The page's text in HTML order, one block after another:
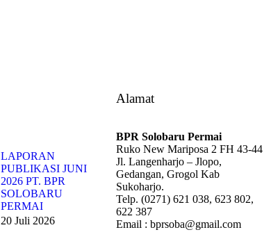
LAPORAN
PUBLIKASI JUNI
2026 PT. BPR
SOLOBARU
PERMAI
20 Juli 2026
Alamat
BPR Solobaru Permai
Ruko New Mariposa 2 FH 43-44
Jl. Langenharjo – Jlopo,
Gedangan, Grogol Kab
Sukoharjo.
Telp. (0271) 621 038, 623 802,
622 387
Email : bprsoba@gmail.com